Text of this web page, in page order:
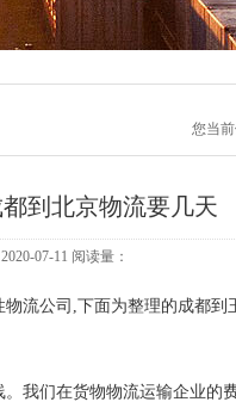
您当前
到北京物流要几天
07-11 阅读量：
流公司,下面为整理的成都
我们在货物物流运输企业的